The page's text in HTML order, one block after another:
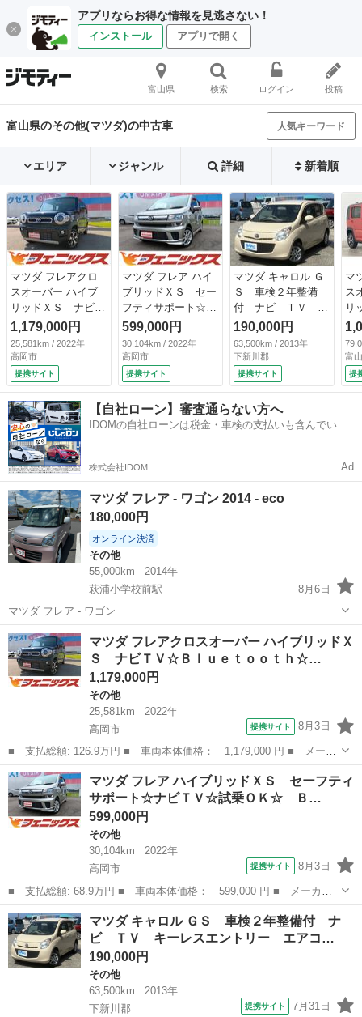
アプリならお得な情報を見逃さない！
インストール アプリで開く
富山県 検索 ログイン 投稿
富山県のその他(マツダ)の中古車 人気キーワード
エリア ジャンル 詳細 新着順
マツダ フレアクロ
スオーバー ハイブ
リッドＸＳ ナビＴ
Ｖ☆Ｂｌｕｅｔｏｏ
ｔｈ☆試乗ＯＫ☆
ナビＴＶ☆Ｂｌｕｅ
ｔｏｏｔｈ☆セーフ
ティサポート☆前席
シートヒーター☆Ｌ
ＥＤオートライト☆
ＬＥＤフォグ☆アイ
ドリングストップ☆
スマートキー☆プッ
シュスタート☆ドラ
レコ☆禁煙車☆ＥＴ
Ｃ☆試乗ＯＫ☆
（検8.12）
1,179,000円
25,581km / 2022年
高岡市
提携サイト
マツダ フレア ハイ
ブリッドＸＳ セー
フティサポート☆ナ
ビＴＶ☆試乗ＯＫ
☆ Ｂｌｕｅｔｏｏ
ｔｈ☆全方位カメラ
☆ＬＥＤオートライ
ト☆シートヒーター
☆革巻きステアリン
グ☆アイドリングス
トップ☆ステアリモ
☆禁煙車☆ＥＴＣ☆
ィサポート☆ナビＴ
Ｖ☆ （検10.5）
599,000円
30,104km / 2022年
高岡市
提携サイト
マツダ キャロル Ｇ
Ｓ 車検２年整備
付 ナビ ＴＶ キ
ーレスエントリー
エアコン パワス
テ パワーウインド
ウ 運転席助手席エ
アバック 衝突安全
ボディ アルミホイ
ール （車検整備
付）
190,000円
63,500km / 2013年
下新川郡
提携サイト
マ
ス
リ
ビ
ド
ー
ー
ス
ル
ト
富
提
【自社ローン】審査通らない方へ
IDOMの自社ローンは税金・車検の支払いも含んでいる
株式会社IDOM Ad
マツダ フレア - ワゴン 2014 - eco
180,000円
オンライン決済
その他
55,000km
2014年
萩浦小学校前駅
8月6日
マツダ フレア - ワゴン
富山 富山市 萩浦小学校前駅
マツダ フレアクロスオーバー ハイブリッドＸ
Ｓ ナビＴＶ☆Ｂｌｕｅｔｏｏｔｈ☆…
1,179,000円
その他
25,581km
2022年
高岡市
提携サイト 8月3日
■ 支払総額: 126.9万円 ■ 車両本体価格： 1,179,000 円 ■ メーカ
ー名： マツダ ■ 車種名： フレアクロスオーバー ■ グレード
名： ハイブリッドＸＳ ナビＴＶ☆Ｂｌｕｅｔｏｏｔｈ☆試乗ＯＫ
☆ ナビＴ...
富山 高岡市 その他
マツダ フレア ハイブリッドＸＳ セーフティ
サポート☆ナビＴＶ☆試乗ＯＫ☆ Ｂ…
599,000円
その他
30,104km
2022年
高岡市
提携サイト 8月3日
■ 支払総額: 68.9万円 ■ 車両本体価格： 599,000 円 ■ メーカー
名： マツダ ■ 車種名： フレア ■ グレード名： ハイブリッド
ＸＳ セーフティサポート☆ナビＴＶ☆試乗ＯＫ☆ Ｂｌｕｅｔｏｏ
ｔｈ☆全方位...
富山 高岡市 その他
マツダ キャロル ＧＳ 車検２年整備付 ナ
ビ ＴＶ キーレスエントリー エアコ…
190,000円
その他
63,500km
2013年
下新川郡
提携サイト 7月31日